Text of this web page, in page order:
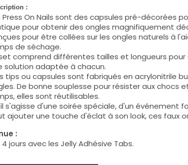
:
Press On Nails sont des capsules pré-décorées
pour obtenir des ongles magnifiquement
pour être collées sur les ongles naturels à
de séchage.
comprend différentes tailles et longueurs
solution adaptée à chacun.
tips ou capsules sont fabriqués en acrylonitrile
De bonne souplesse pour résister aux chocs
elles sont réutilisables.
s'agisse d'une soirée spéciale, d'un événement
ajouter une touche d'éclat à son look, ces faux
:
4 jours avec les Jelly Adhésive Tabs.